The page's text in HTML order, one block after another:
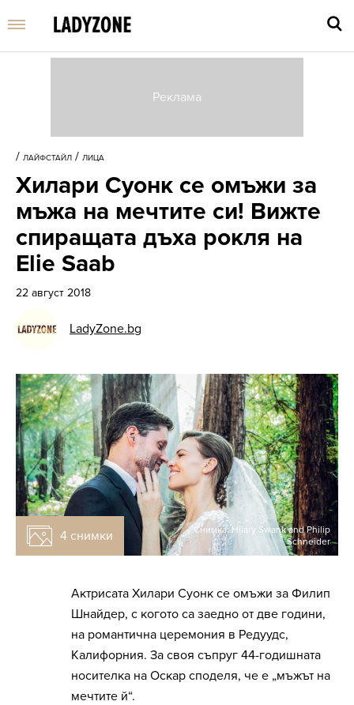
/ ЛАЙФСТАЙЛ / ЛИЦА
Хилари Суонк се омъжи за
мъжа на мечтите си! Вижте
спиращата дъха рокля на
Elie Saab
22 август 2018
LadyZone.bg
4 снимки
Снимка: Hilary Swank and Philip
Schneider
Актрисата Хилари Суонк се омъжи за Филип
Шнайдер, с когото са заедно от две години,
на романтична церемония в Редуудс,
Калифорния. За своя съпруг 44-годишната
носителка на Оскар споделя, че е „мъжът на
мечтите й“.